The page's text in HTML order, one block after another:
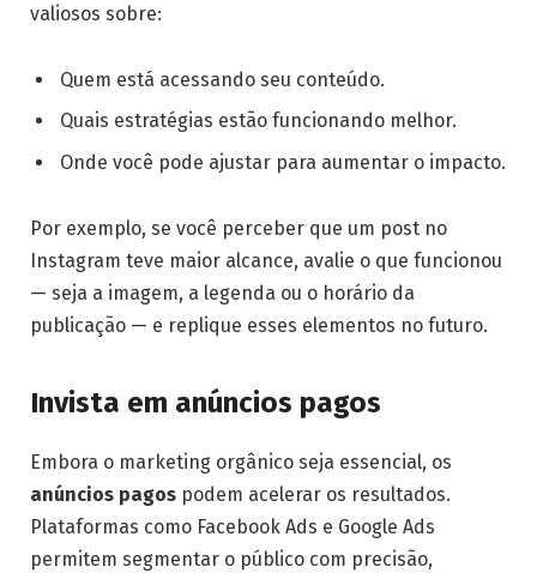
valiosos sobre:
Quem está acessando seu conteúdo.
Quais estratégias estão funcionando melhor.
Onde você pode ajustar para aumentar o impacto.
Por exemplo, se você perceber que um post no
Instagram teve maior alcance, avalie o que funcionou
— seja a imagem, a legenda ou o horário da
publicação — e replique esses elementos no futuro.
Invista em anúncios pagos
Embora o marketing orgânico seja essencial, os
anúncios pagos podem acelerar os resultados.
Plataformas como Facebook Ads e Google Ads
permitem segmentar o público com precisão,